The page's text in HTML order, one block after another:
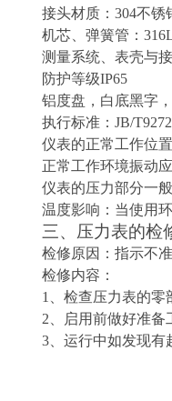
接头材质：304不锈
机芯、弹簧管：
测量系统、表壳与
防护等级IP65
铝度盘，白底黑字
执行标准：JB/
仪表的正常工作位
正常工作环境振动
仪表的压力部分一
温度影响：当使用
三、压力表的检
检修原因：指示不
检修内容：
1
、检查压力表的
2 、启用前做好准
3 、运行中如发现